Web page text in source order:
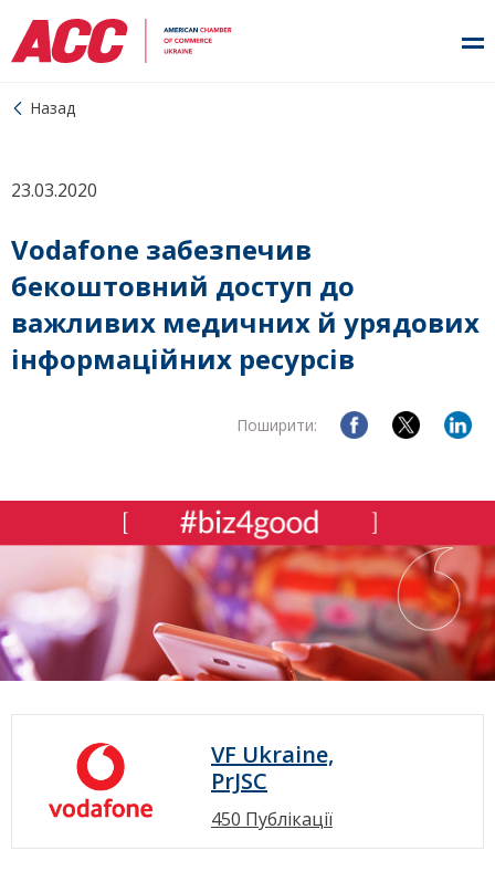
Назад
23.03.2020
Vodafone забезпечив
бекоштовний доступ до
важливих медичних й урядових
інформаційних ресурсів
Поширити:
VF Ukraine,
PrJSC
450 Публікації